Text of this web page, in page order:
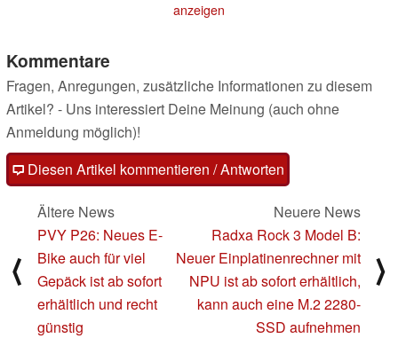
eintauchen
anzeigen
Kommentare
Fragen, Anregungen, zusätzliche Informationen zu diesem
Artikel? - Uns interessiert Deine Meinung (auch ohne
Anmeldung möglich)!
Diesen Artikel kommentieren / Antworten
⟨
Ältere News
PVY P26: Neues E-
Bike auch für viel
Gepäck ist ab sofort
erhältlich und recht
günstig
Neuere News
Radxa Rock 3 Model B:
Neuer Einplatinenrechner mit
NPU ist ab sofort erhältlich,
kann auch eine M.2 2280-
SSD aufnehmen
⟩